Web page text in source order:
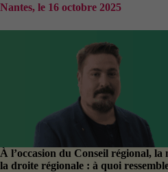
Nantes, le 16 octobre 2025
À l’occasion du Conseil régional,
la droite régionale : à quoi